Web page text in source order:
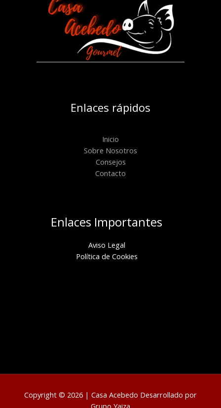
Enlaces rápidos
Inicio
Sobre Nosotros
Consejos
Contacto
Enlaces Importantes
Aviso Legal
Política de Cookies
Copyright © 2026 | Casa Acebedo Desarrollado por
Grupo Yaiza